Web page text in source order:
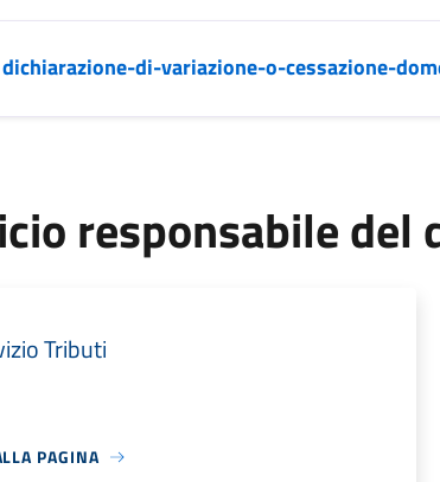
dichiarazione-di-variazione-o-cessazione-
responsabile del
Tributi
PAGINA